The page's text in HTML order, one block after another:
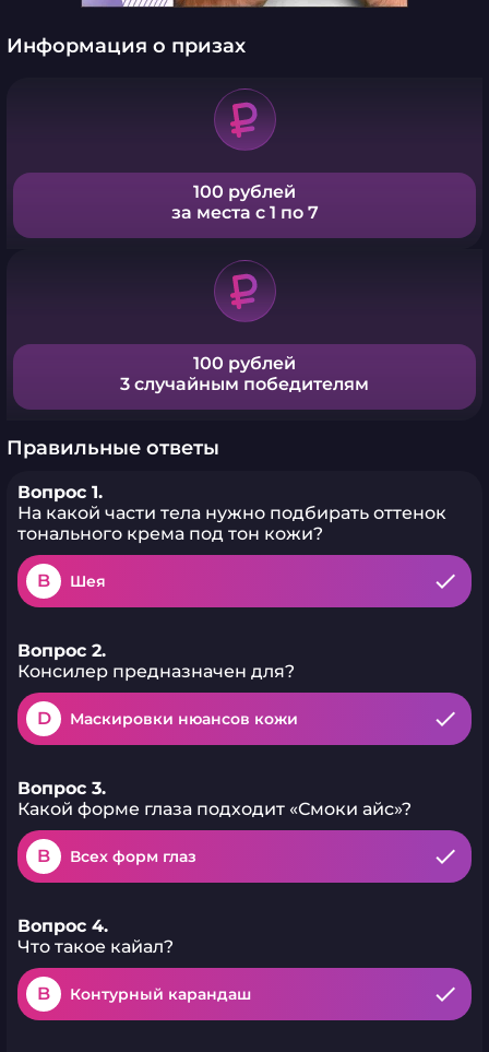
Информация о призах
100 рублей
за места с 1 по 7
100 рублей
3 случайным победителям
Правильные ответы
Вопрос 1.
На какой части тела нужно подбирать оттенок
тонального крема под тон кожи?
B Шея
Вопрос 2.
Консилер предназначен для?
D Маскировки нюансов кожи
Вопрос 3.
Какой форме глаза подходит «Смоки айс»?
B Всех форм глаз
Вопрос 4.
Что такое кайал?
B Контурный карандаш